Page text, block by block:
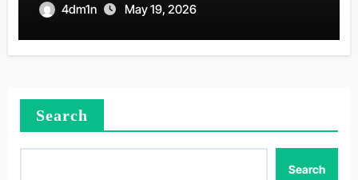
4dm1n May 19, 2026
Search
Search